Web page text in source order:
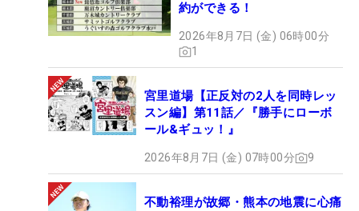
約ができる！
2026年8月7日 (金) 06時00分
1
宮里道場【正反対の2人を同時レッ
スン編】第11話／『勝手にローボ
ール&ギュッ！』
2026年8月7日 (金) 07時00分 9
不動裕理が故郷・熊本の地震に心痛